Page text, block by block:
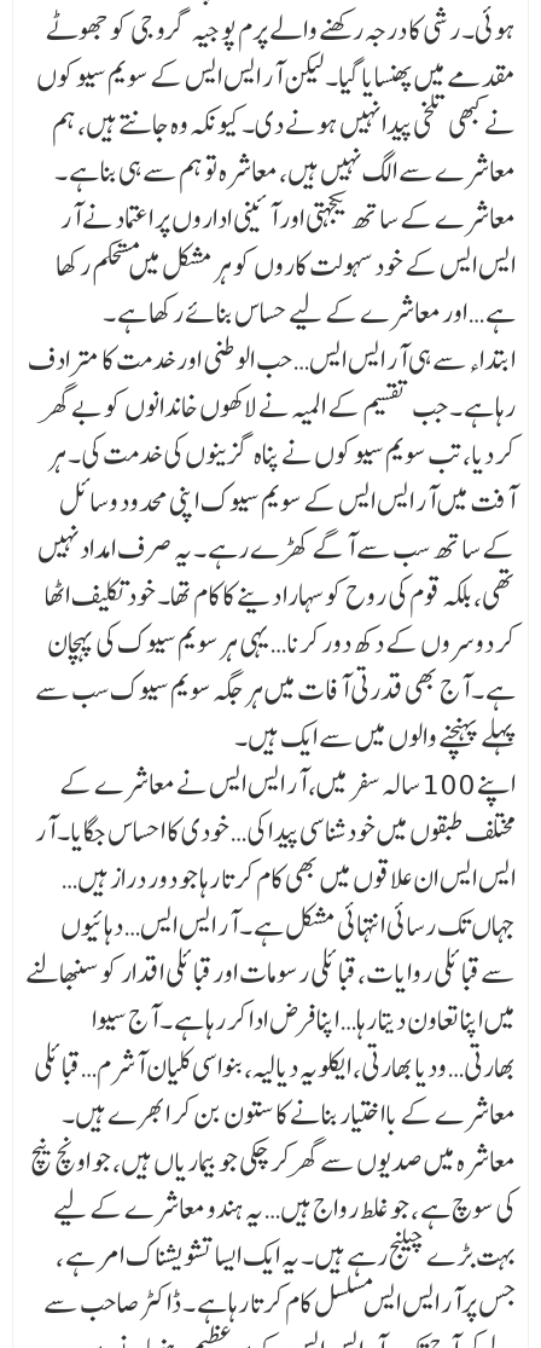
ہوئی۔ رشی کا درجہ رکھنے والے پرم پوجیہ گرو جی کو جھوٹے
مقدمے میں پھنسایا گیا۔ لیکن آر ایس ایس کے سویم سیوکوں
نے کبھی تلخی پیدا نہیں ہونے دی۔ کیونکہ وہ جانتے ہیں، ہم
معاشرے سے الگ نہیں ہیں، معاشرہ تو ہم سے ہی بنا ہے ۔
معاشرے کے ساتھ یکجہتی اور آئینی اداروں پر اعتماد نے آر
ایس ایس کے خود سہولت کاروں کو ہر مشکل میں مستحکم رکھا
ہے … اور معاشرے کے لیے حساس بنائے رکھا ہے ۔
ابتداء سے ہی آر ایس ایس… حب الوطنی اور خدمت کا مترادف
رہا ہے ۔ جب تقسیم کے المیہ نے لاکھوں خاندانوں کو بے گھر
کر دیا، تب سویم سیوکوں نے پناہ گزینوں کی خدمت کی۔ ہر
آفت میں آر ایس ایس کے سویم سیوک اپنی محدود وسائل
کے ساتھ سب سے آگے کھڑے رہے ۔ یہ صرف امداد نہیں
تھی، بلکہ قوم کی روح کو سہارا دینے کا کام تھا۔ خود تکلیف اٹھا
کر دوسروں کے دکھ دور کرنا… یہی ہر سویم سیوک کی پہچان
ہے ۔ آج بھی قدرتی آفات میں ہر جگہ سویم سیوک سب سے
پہلے پہنچنے والوں میں سے ایک ہیں۔
اپنے 100 سالہ سفر میں، آر ایس ایس نے معاشرے کے
مختلف طبقوں میں خودشناسی پیدا کی… خودی کا احساس جگایا۔ آر
ایس ایس ان علاقوں میں بھی کام کرتا رہا جو دور دراز ہیں…
جہاں تک رسائی انتہائی مشکل ہے ۔ آر ایس ایس… دہائیوں
سے قبائلی روایات، قبائلی رسومات اور قبائلی اقدار کو سنبھالنے
میں اپنا تعاون دیتا رہا… اپنا فرض ادا کر رہا ہے ۔ آج سیوا
بھارتی… ودیا بھارتی، ایکلویہ دیالیہ، بنواسی کلیان آشرم… قبائلی
معاشرے کے بااختیار بنانے کا ستون بن کر ابھرے ہیں۔
معاشرہ میں صدیوں سے گھر کر چکی جو بیماریاں ہیں، جو اونچ نیچ
کی سوچ ہے ، جو غلط رواج ہیں… یہ ہندو معاشرے کے لیے
بہت بڑے چیلنج رہے ہیں۔ یہ ایک ایسا تشویشناک امر ہے ،
جس پرآر ایس ایس مسلسل کام کرتا رہا ہے ۔ ڈاکٹر صاحب سے